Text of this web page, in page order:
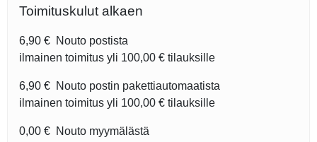
Toimituskulut alkaen
6,90 € Nouto postista
ilmainen toimitus yli 100,00 € tilauksille
6,90 € Nouto postin pakettiautomaatista
ilmainen toimitus yli 100,00 € tilauksille
0,00 € Nouto myymälästä